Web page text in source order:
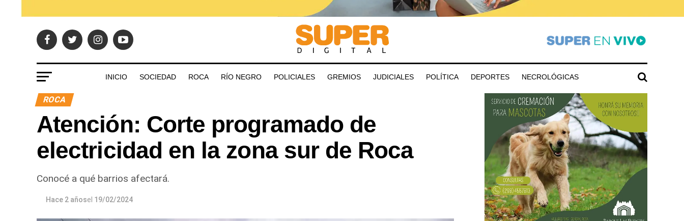
INICIO SOCIEDAD ROCA RÍO NEGRO POLICIALES GREMIOS JUDICIALES POLÍTICA DEPORTES NECROLÓGICAS
ROCA
Atención: Corte programado de
electricidad en la zona sur de Roca
Conocé a qué barrios afectará.
Hace 2 añosel 19/02/2024